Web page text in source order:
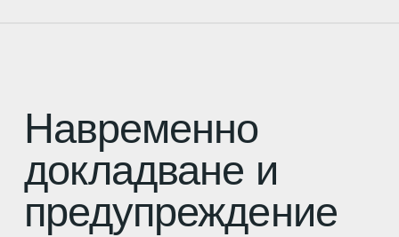
Навременно
докладване и
предупреждение